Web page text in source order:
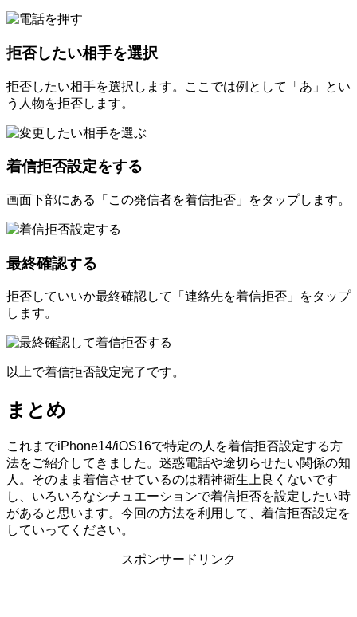
拒否したい相手を選択
拒否したい相手を選択します。ここでは例として「あ」とい
う人物を拒否します。
着信拒否設定をする
画面下部にある「この発信者を着信拒否」をタップします。
最終確認する
拒否していいか最終確認して「連絡先を着信拒否」をタップ
します。
以上で着信拒否設定完了です。
まとめ
これまでiPhone14/iOS16で特定の人を着信拒否設定する方
法をご紹介してきました。迷惑電話や途切らせたい関係の知
人。そのまま着信させているのは精神衛生上良くないです
し、いろいろなシチュエーションで着信拒否を設定したい時
があると思います。今回の方法を利用して、着信拒否設定を
していってください。
スポンサードリンク